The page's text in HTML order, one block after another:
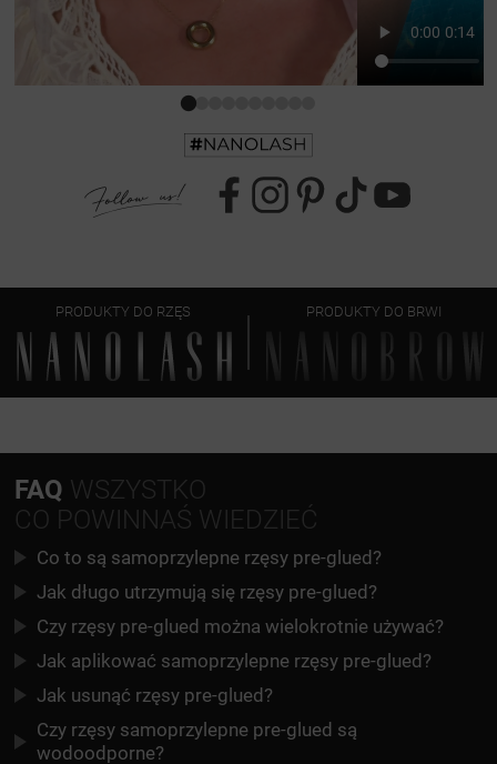
PRODUKTY DO RZĘS PRODUKTY DO BRWI
FAQ WSZYSTKO
CO POWINNAŚ WIEDZIEĆ
Co to są samoprzylepne rzęsy pre-glued?
Jak długo utrzymują się rzęsy pre-glued?
Czy rzęsy pre-glued można wielokrotnie używać?
Jak aplikować samoprzylepne rzęsy pre-glued?
Jak usunąć rzęsy pre-glued?
Czy rzęsy samoprzylepne pre-glued są
wodoodporne?